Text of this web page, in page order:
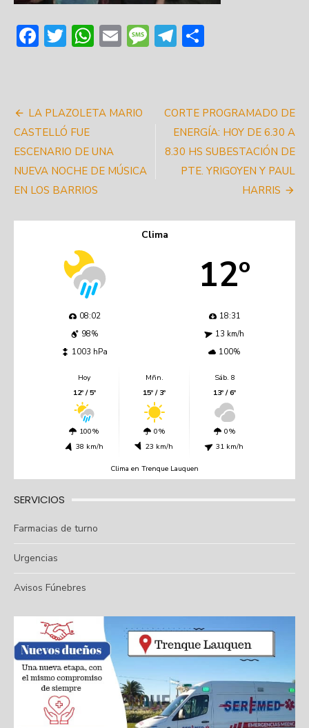
Facebook
Twitter
WhatsApp
EmailMessage
Telegram
Navegación
de
entradas
LA PLAZOLETA MARIO
CASTELLÓ FUE
ESCENARIO DE UNA
NUEVA NOCHE DE MÚSICA
EN LOS BARRIOS
CORTE PROGRAMADO DE
ENERGÍA: HOY DE 6.30 A
8.30 HS SUBESTACIÓN DE
PTE. YRIGOYEN Y PAUL
HARRIS
Clima
12º
08:02
18:31
98%
13 km/h
1003 hPa
100%
Hoy
12º / 5º
100%
38 km/h
Mñn.
15º / 3º
0%
23 km/h
Sáb. 8
13º / 6º
0%
31 km/h
Clima en Trenque Lauquen
SERVICIOS
Farmacias de turno
Urgencias
Avisos Fúnebres